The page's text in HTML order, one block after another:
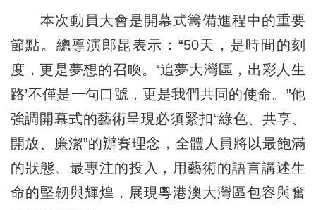
本次動員大會是開幕式籌備進程中的重要
節點。總導演郎昆表示：“50天，是時間的刻
度，更是夢想的召喚。‘追夢大灣區，出彩人生
路’不僅是一句口號，更是我們共同的使命。”他
強調開幕式的藝術呈現必須緊扣“綠色、共享、
開放、廉潔”的辦賽理念，全體人員將以最飽滿
的狀態、最專注的投入，用藝術的語言講述生
命的堅韌與輝煌，展現粵港澳大灣區包容與奮